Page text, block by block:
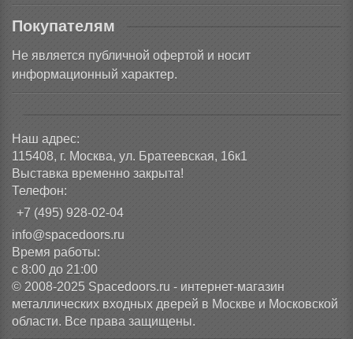
Покупателям
Не является публичной офертой и носит
информационный характер.
Наш адрес:
115408, г. Москва, ул. Братеевская, 16к1
Выставка временно закрыта!
Телефон:
+7 (495) 928-02-04
info@spacedoors.ru
Время работы:
с 8:00 до 21:00
© 2008-2025 Spacedoors.ru - интернет-магазин
металлических входных дверей в Москве и Московской
области. Все права защищены.